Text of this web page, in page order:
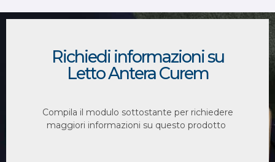
Richiedi informazioni su
Letto Antera Curem
Compila il modulo sottostante per richiedere
maggiori informazioni su questo prodotto